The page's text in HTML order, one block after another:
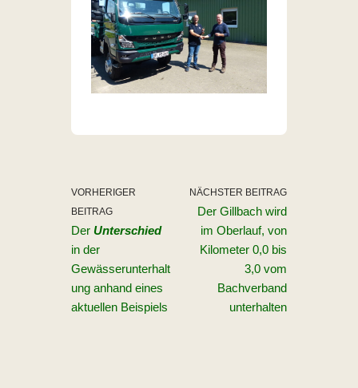
VORHERIGER
BEITRAG
Der Unterschied
in der
Gewässerunterhalt
ung anhand eines
aktuellen Beispiels
NÄCHSTER BEITRAG
Der Gillbach wird
im Oberlauf, von
Kilometer 0,0 bis
3,0 vom
Bachverband
unterhalten